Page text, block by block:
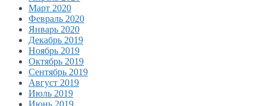
Март 2020
Февраль 2020
Январь 2020
Декабрь 2019
Ноябрь 2019
Октябрь 2019
Сентябрь 2019
Август 2019
Июль 2019
Июнь 2019